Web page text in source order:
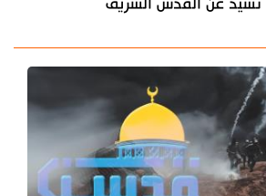
نشيد عن القدس الشريف